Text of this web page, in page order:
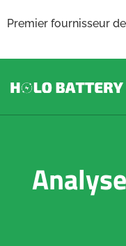
Premier fournisseur